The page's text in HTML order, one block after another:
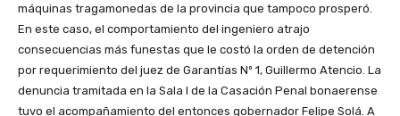
máquinas tragamonedas de la provincia que tampoco prosperó.
En este caso, el comportamiento del ingeniero atrajo
consecuencias más funestas que le costó la orden de detención
por requerimiento del juez de Garantías Nº 1, Guillermo Atencio. La
denuncia tramitada en la Sala I de la Casación Penal bonaerense
tuvo el acompañamiento del entonces gobernador Felipe Solá. A